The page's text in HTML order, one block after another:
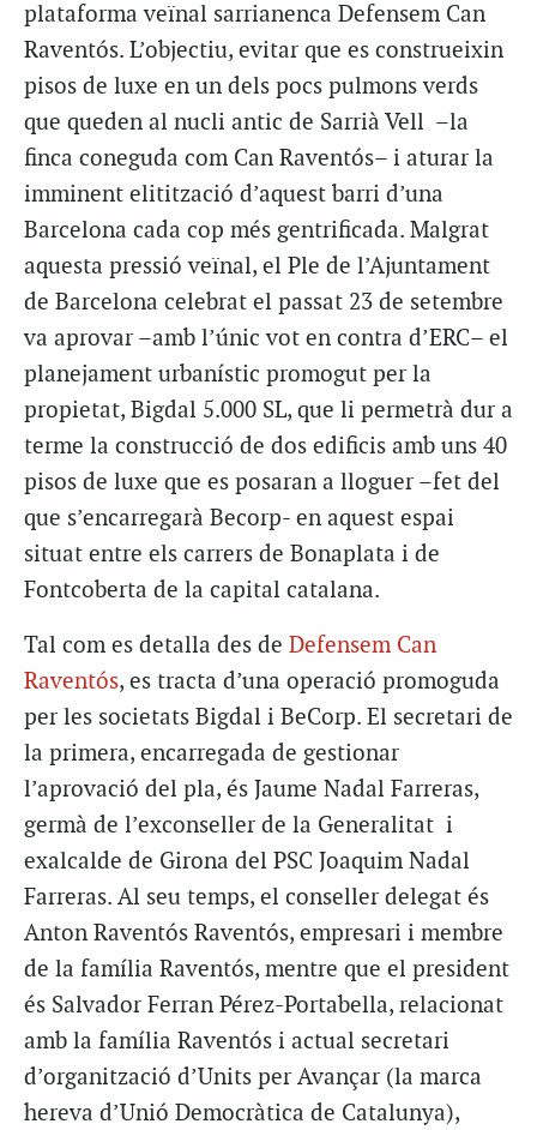
plataforma veïnal sarrianenca Defensem Can
Raventós. L’objectiu, evitar que es construeixin
pisos de luxe en un dels pocs pulmons verds
que queden al nucli antic de Sarrià Vell –la
finca coneguda com Can Raventós– i aturar la
imminent elitització d’aquest barri d’una
Barcelona cada cop més gentrificada. Malgrat
aquesta pressió veïnal, el Ple de l’Ajuntament
de Barcelona celebrat el passat 23 de setembre
va aprovar –amb l’únic vot en contra d’ERC– el
planejament urbanístic promogut per la
propietat, Bigdal 5.000 SL, que li permetrà dur a
terme la construcció de dos edificis amb uns 40
pisos de luxe que es posaran a lloguer –fet del
que s’encarregarà Becorp- en aquest espai
situat entre els carrers de Bonaplata i de
Fontcoberta de la capital catalana.
Tal com es detalla des de Defensem Can
Raventós, es tracta d’una operació promoguda
per les societats Bigdal i BeCorp. El secretari de
la primera, encarregada de gestionar
l’aprovació del pla, és Jaume Nadal Farreras,
germà de l’exconseller de la Generalitat i
exalcalde de Girona del PSC Joaquim Nadal
Farreras. Al seu temps, el conseller delegat és
Anton Raventós Raventós, empresari i membre
de la família Raventós, mentre que el president
és Salvador Ferran Pérez-Portabella, relacionat
amb la família Raventós i actual secretari
d’organització d’Units per Avançar (la marca
hereva d’Unió Democràtica de Catalunya),